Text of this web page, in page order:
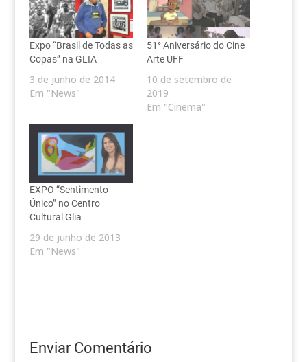
Expo “Brasil de Todas as
Copas” na GLIA
3 de junho de 2014
Em "News"
51° Aniversário do Cine
Arte UFF
10 de setembro de
2019
Em "Cinema"
EXPO “Sentimento
Único” no Centro
Cultural Glia
29 de junho de 2013
Em "News"
Enviar Comentário